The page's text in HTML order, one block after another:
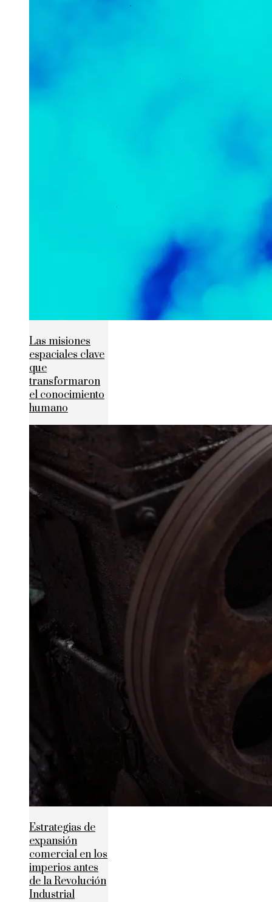
Las misiones
espaciales clave
que
transformaron
el conocimiento
humano
Estrategias de
expansión
comercial en los
imperios antes
de la Revolución
Industrial